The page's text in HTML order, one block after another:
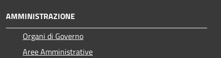
AMMINISTRAZIONE
Organi di Governo
Aree Amministrative